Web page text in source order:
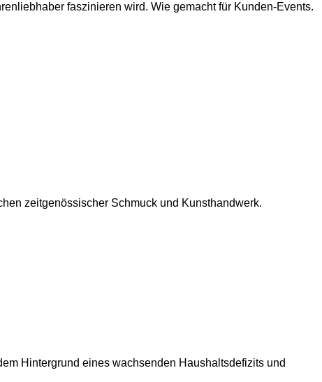
faszinieren wird. Wie gemacht für Kunden-Events.
zeitgenössischer Schmuck und Kunsthandwerk.
Hintergrund eines wachsenden Haushaltsdefizits und